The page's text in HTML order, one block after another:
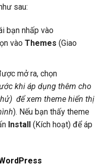
sau:
bạn nhấp vào
vào Themes (Giao
mở ra, chọn
khi áp dụng thêm cho
để xem theme hiển thị
). Nếu bạn thấy theme
Install(Kích hoạt) để áp